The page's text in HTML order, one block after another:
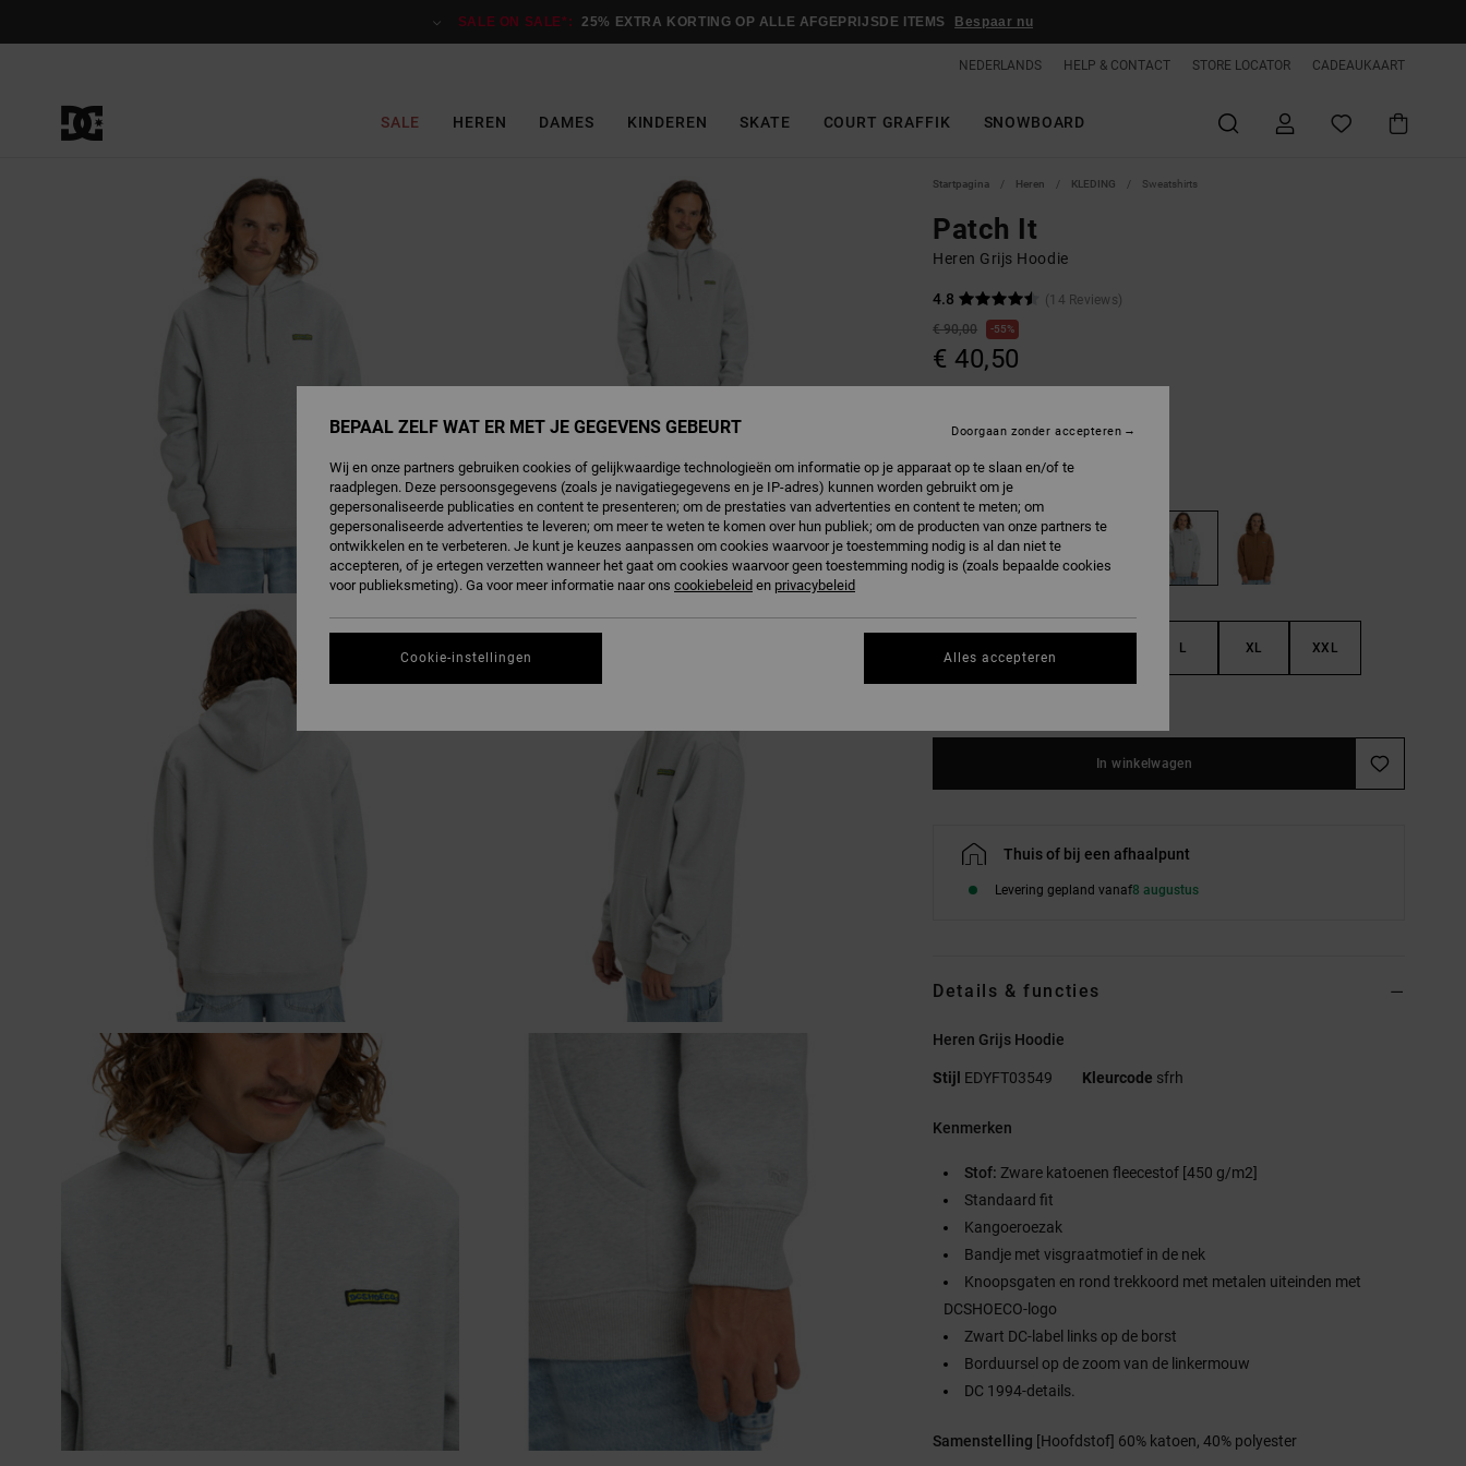
SALE ON SALE*: 25% EXTRA KORTING OP ALLE AFGEPRIJSDE ITEMS Bespaar nu
NEDERLANDS HELP & CONTACT STORE LOCATOR CADEAUKAART
SALE HEREN DAMES KINDEREN SKATE COURT GRAFFIK SNOWBOARD
Startpagina Heren KLEDING Sweatshirts
Patch It
Heren Grijs Hoodie
4.8
(14 Reviews)
€ 90,00
55%
€ 40,50
KleurLight Heather Grey
L XL XXL
In winkelwagen
Thuis of bij een afhaalpunt
Levering gepland vanaf8 augustus
Details & functies
Heren Grijs Hoodie
Stijl EDYFT03549 Kleurcode sfrh
Kenmerken
Stof: Zware katoenen fleecestof [450 g/m2]
Standaard fit
Kangoeroezak
Bandje met visgraatmotief in de nek
Knoopsgaten en rond trekkoord met metalen uiteinden met
DCSHOECO-logo
Zwart DC-label links op de borst
Borduursel op de zoom van de linkermouw
DC 1994-details.
Samenstelling [Hoofdstof] 60% katoen, 40% polyester
BEPAAL ZELF WAT ER MET JE GEGEVENS GEBEURT
Wij en onze partners gebruiken cookies of gelijkwaardige technologieën om informatie op je apparaat op te slaan en/of te
raadplegen. Deze persoonsgegevens (zoals je navigatiegegevens en je IP-adres) kunnen worden gebruikt om je
gepersonaliseerde publicaties en content te presenteren; om de prestaties van advertenties en content te meten; om
gepersonaliseerde advertenties te leveren; om meer te weten te komen over hun publiek; om de producten van onze partners te
ontwikkelen en te verbeteren. Je kunt je keuzes aanpassen om cookies waarvoor je toestemming nodig is al dan niet te
accepteren, of je ertegen verzetten wanneer het gaat om cookies waarvoor geen toestemming nodig is (zoals bepaalde cookies
voor publieksmeting). Ga voor meer informatie naar ons cookiebeleid en privacybeleid
Cookie-instellingen
Doorgaan zonder accepteren
Alles accepteren